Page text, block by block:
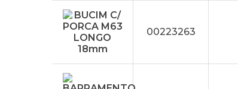
00223263